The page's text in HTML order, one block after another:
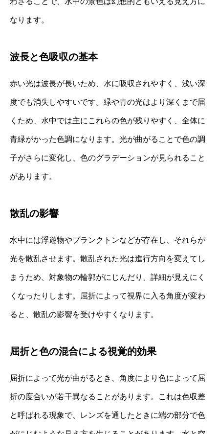
なります。
波長と色吸収の基本
赤い光は波長が長いため、水に吸収されやすく、浅い深
度でも消失しやすいです。緑や青の光はより深くまで届
くため、水中では主にこれらの色が残りやすく、全体に
青緑がかった色調になります。光が曲がることで色の調
子がさらに変化し、色のグラデーションが見られること
があります。
散乱の影響
水中には浮遊物やプランクトンなどが存在し、それらが
光を散乱させます。散乱された光は進行方向を変えてし
まうため、対象物の輪郭がにじんだり、詳細が見えにく
くなったりします。屈折によって視界に入る角度が変わ
ると、散乱の影響を受けやすくなります。
屈折と色の混合による視覚的効果
屈折によって光が曲がるとき、角度により色によって屈
折の度合いが若干異なることがあります。これは色収差
と呼ばれる現象で、レンズを通したときに端の部分で色